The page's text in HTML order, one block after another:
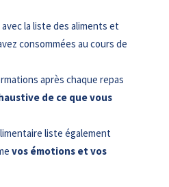
avec la liste des aliments et
consommées au cours de
après chaque repas
de ce que vous
liste également
vos émotions et vos